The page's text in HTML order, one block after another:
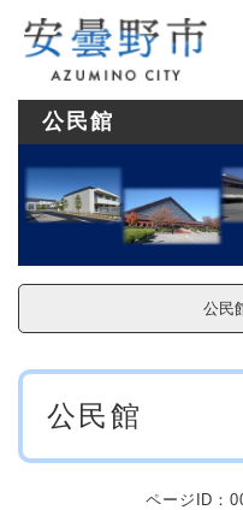
メニュ
公民館
公民
本
公民館
ページID：